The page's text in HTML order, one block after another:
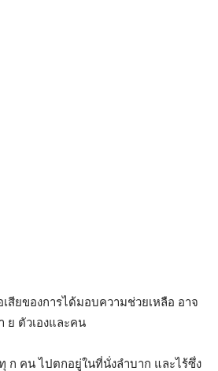
เสียของการได้มอบความช่วยเหลือ อาจ
ย ตัวเองและคน
ก คน ไปตกอยู่ในที่นั่งลำบาก และไร้ซึ่ง